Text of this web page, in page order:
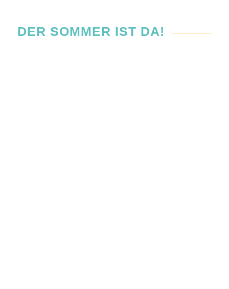
DER SOMMER IST DA!